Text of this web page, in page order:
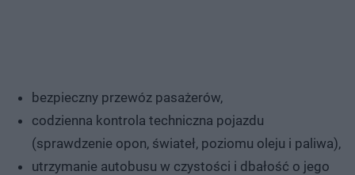
bezpieczny przewóz pasażerów,
codzienna kontrola techniczna pojazdu
(sprawdzenie opon, świateł, poziomu oleju i paliwa),
utrzymanie autobusu w czystości i dbałość o jego